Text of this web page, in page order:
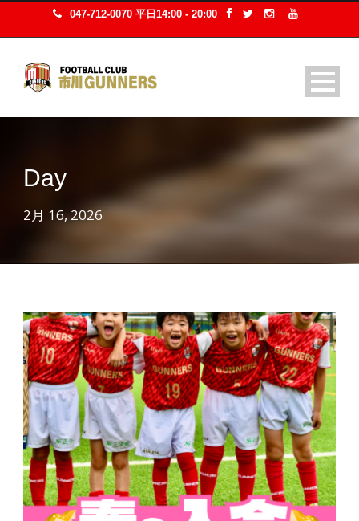
047-712-0070 平日14:00 - 20:00
Day
2月 16, 2026